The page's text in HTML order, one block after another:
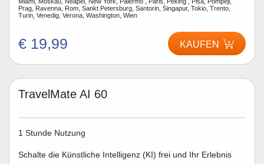
Prag, Ravenna, Rom, Sankt Petersburg, Santorin, Singapur, Tokio, Trento,
Turin, Venedig, Verona, Washington, Wien
€ 19,99 KAUFEN
TravelMate AI 60
1 Stunde Nutzung
Schalte die Künstliche Intelligenz (KI) frei und Ihr Erlebnis